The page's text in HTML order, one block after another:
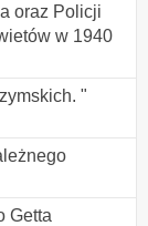
oraz Policji
w 1940
"
Getta